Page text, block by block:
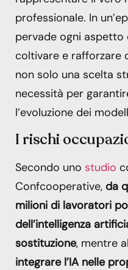
professionale. In
pervade ogni aspetto
coltivare e rafforzare
non solo una scelta
necessità per
l’evoluzione dei
I rischi
Secondo uno studio
Confcooperative, da
milioni di lavoratori
dell’intelligenza
sostituzione, mentre
integrare l’IA nelle